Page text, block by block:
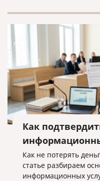
Как
Как не потерять
статье разбираем
информационных